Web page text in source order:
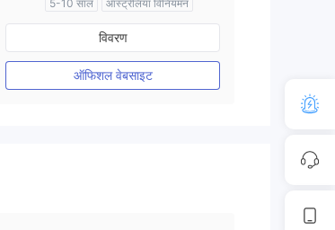
5-10 साल
ऑस्ट्रेलिया विनियमन
मार्केट मेकिंग (एमएम)
मुख्य-लेबल MT4
विवरण
ऑफिशल वेबसाइट